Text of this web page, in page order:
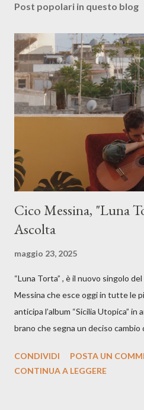
Post popolari in questo blog
Cico Messina, "Luna
Ascolta
maggio 23, 2025
“Luna Torta” , è il nuovo singolo
Messina che esce oggi in tutte le
anticipa l’album “Sicilia Utopica” in
brano che segna un deciso
testo ibrido tra italiano e siciliano, e
CONDIVIDI
POSTA UN
CONTINUA A LEGGERE